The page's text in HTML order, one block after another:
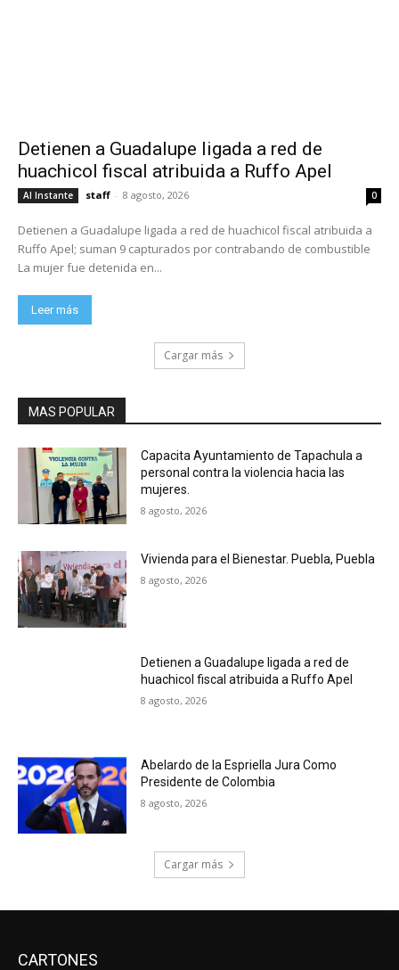
Detienen a Guadalupe ligada a red de
huachicol fiscal atribuida a Ruffo Apel
Al Instante staff - 8 agosto, 2026 0
Detienen a Guadalupe ligada a red de huachicol fiscal atribuida a
Ruffo Apel; suman 9 capturados por contrabando de combustible
La mujer fue detenida en...
Leer más
Cargar más
MAS POPULAR
Capacita Ayuntamiento de Tapachula a
personal contra la violencia hacia las
mujeres.
8 agosto, 2026
Vivienda para el Bienestar. Puebla, Puebla
8 agosto, 2026
Detienen a Guadalupe ligada a red de
huachicol fiscal atribuida a Ruffo Apel
8 agosto, 2026
Abelardo de la Espriella Jura Como
Presidente de Colombia
8 agosto, 2026
Cargar más
CARTONES